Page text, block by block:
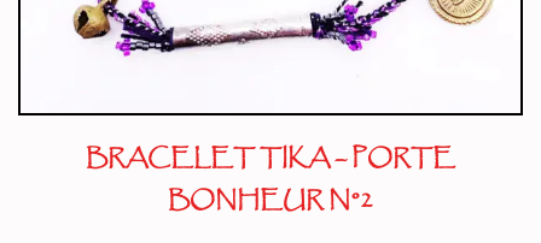
BRACELET TIKA – PORTE
BONHEUR N°2